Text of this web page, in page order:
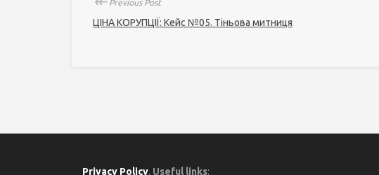
Previous Post
ЦІНА КОРУПЦІЇ: Кейс №05. Тіньова митниця
Privacy Policy. Useful links: